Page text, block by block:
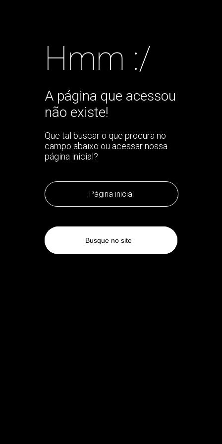
Hmm :/
A página que acessou
não existe!
Que tal buscar o que procura no
campo abaixo ou acessar nossa
página inicial?
Página inicial